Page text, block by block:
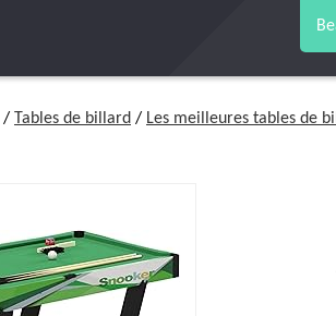
/ Tables de billard / Les meilleures tables de